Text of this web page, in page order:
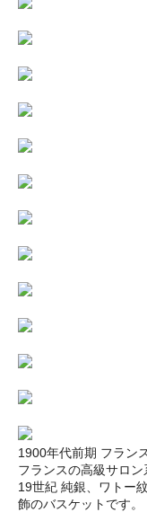
1900年代前期 フラン
フランスの高級サロ
19世紀 純銀、ワトー
飾のバスケットです。